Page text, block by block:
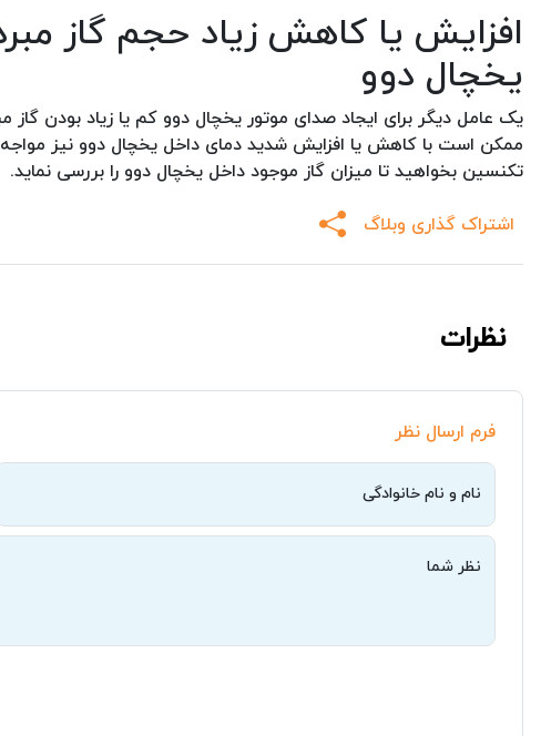
افزایش یا کاهش زیاد حجم گاز
یخچال دوو
یک عامل دیگر برای ایجاد صدای موتور یخچال دوو کم یا زیاد بودن
ممکن است با کاهش یا افزایش شدید دمای داخل یخچال دوو نیز
تکنسین بخواهید تا میزان گاز موجود داخل یخچال دوو را بررسی نماید.
اشتراک گذاری وبلاگ
نظرات
فرم ارسال نظر
نام و نام خانوادگی
نظر شما